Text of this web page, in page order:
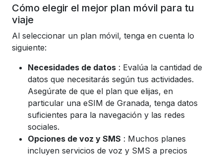
Cómo elegir el mejor plan móvil para tu
viaje
Al seleccionar un plan móvil, tenga en cuenta lo
siguiente:
Necesidades de datos : Evalúa la cantidad de
datos que necesitarás según tus actividades.
Asegúrate de que el plan que elijas, en
particular una eSIM de Granada, tenga datos
suficientes para la navegación y las redes
sociales.
Opciones de voz y SMS : Muchos planes
incluyen servicios de voz y SMS a precios